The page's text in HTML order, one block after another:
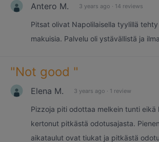
Antero M. 3 years ago · 14 reviews
Pitsat olivat Napolilaisella tyylillä
makuisia. Palvelu oli ystävällistä ja
"Not good "
Elena M. 3 years ago · 1 review
Pizzoja piti odottaa melkein tunti eikä
kertonut pitkästä odotusajasta.
aikataulut ovat tiukat ja pitkästä